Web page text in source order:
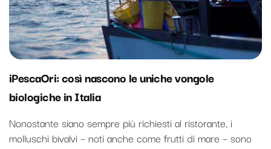
iPescaOri: così nascono le uniche vongole
biologiche in Italia
Nonostante siano sempre più richiesti al ristorante, i
molluschi bivalvi – noti anche come frutti di mare – sono